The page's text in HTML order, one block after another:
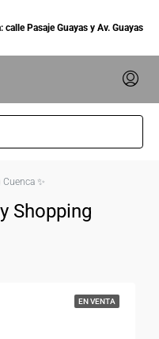
calle Pasaje Guayas y Av. Guayas
✨
Shopping
EN VENTA